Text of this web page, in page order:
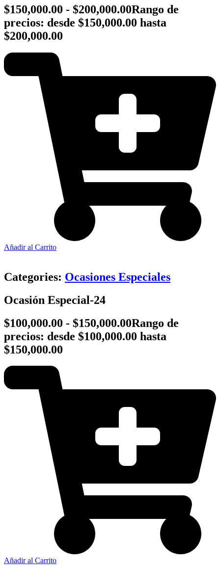
$150,000.00 - $200,000.00Rango de
precios: desde $150,000.00 hasta
$200,000.00
Añadir al Carrito
Categories: Ocasiones Especiales
Ocasión Especial-24
$100,000.00 - $150,000.00Rango de
precios: desde $100,000.00 hasta
$150,000.00
Añadir al Carrito